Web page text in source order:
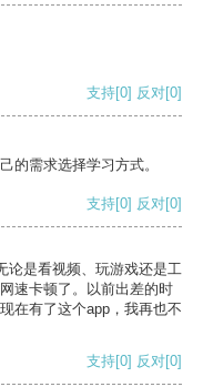
支持[0] 反对[0]
的需求选择学习方式。
支持[0] 反对[0]
论是看视频、玩游戏还是工
速卡顿了。以前出差的时
在有了这个app，我再也不
支持[0] 反对[0]